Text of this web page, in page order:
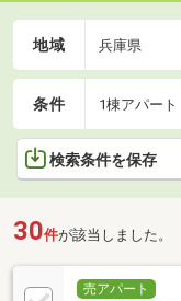
地域 兵庫県
条件 1棟アパート
検索条件を保存
30件が該当しました。
売アパート